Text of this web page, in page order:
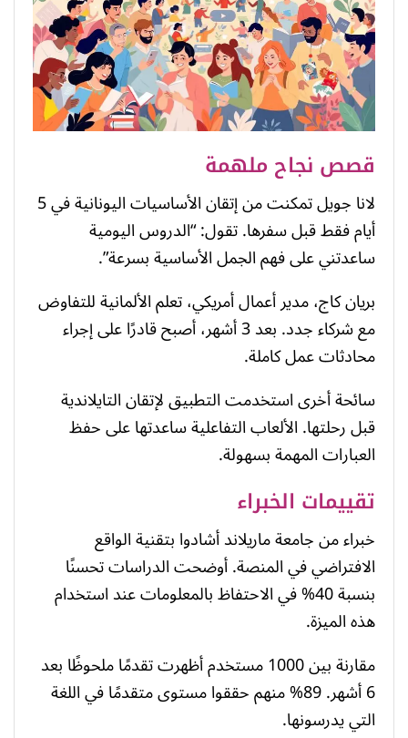
قصص نجاح ملهمة
لانا جويل تمكنت من إتقان الأساسيات اليونانية في 5
أيام فقط قبل سفرها. تقول: “الدروس اليومية
ساعدتني على فهم الجمل الأساسية بسرعة”.
بريان كاج، مدير أعمال أمريكي، تعلم الألمانية للتفاوض
مع شركاء جدد. بعد 3 أشهر، أصبح قادرًا على إجراء
محادثات عمل كاملة.
سائحة أخرى استخدمت التطبيق لإتقان التايلاندية
قبل رحلتها. الألعاب التفاعلية ساعدتها على حفظ
العبارات المهمة بسهولة.
تقييمات الخبراء
خبراء من جامعة ماريلاند أشادوا بتقنية الواقع
الافتراضي في المنصة. أوضحت الدراسات تحسنًا
بنسبة 40% في الاحتفاظ بالمعلومات عند استخدام
هذه الميزة.
مقارنة بين 1000 مستخدم أظهرت تقدمًا ملحوظًا بعد
6 أشهر. 89% منهم حققوا مستوى متقدمًا في اللغة
التي يدرسونها.